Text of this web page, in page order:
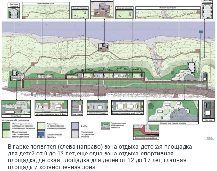
В парке появятся (слева направо) зона отдыха, детская площадка
для детей от 0 до 12 лет, еще одна зона отдыха, спортивная
площадка, детская площадка для детей от 12 до 17 лет, главная
площадь и хозяйственная зона